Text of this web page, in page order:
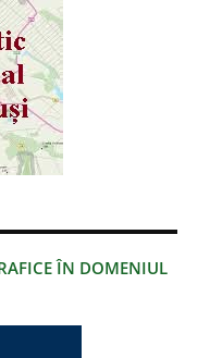
ÎN DOMENIUL